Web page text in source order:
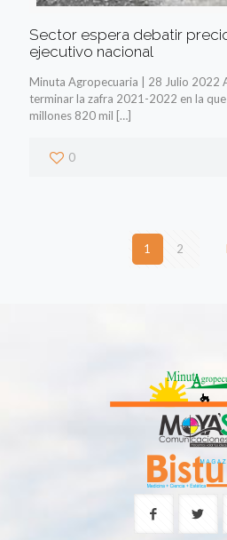
Sector espera debatir
ejecutivo nacional
Minuta Agropecuaria | 28 Julio 2022
terminar la zafra 2021-2022 en la
millones 820 mil […]
0
1 2